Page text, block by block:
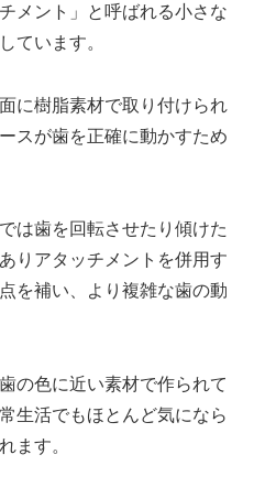
メント」と呼ばれる小さな
ています。
に樹脂素材で取り付けられ
スが歯を正確に動かすため
は歯を回転させたり傾けた
りアタッチメントを併用す
を補い、より複雑な歯の動
の色に近い素材で作られて
生活でもほとんど気になら
ます。